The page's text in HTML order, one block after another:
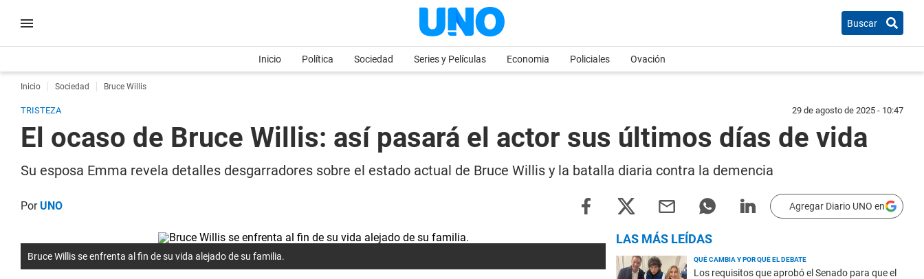
Buscar
Inicio Política Sociedad Series y Películas Economia Policiales Ovación
Inicio Sociedad Bruce Willis
TRISTEZA 29 de agosto de 2025 - 10:47
El ocaso de Bruce Willis: así pasará el actor sus últimos días de vida
Su esposa Emma revela detalles desgarradores sobre el estado actual de Bruce Willis y la batalla diaria contra la demencia
PorUNO Agregar Diario UNO en
Bruce Willis se enfrenta al fin de su vida alejado de su familia.
LAS MÁS LEÍDAS
QUÉ CAMBIA Y POR QUÉ EL DEBATE
Los requisitos que aprobó el Senado para que el